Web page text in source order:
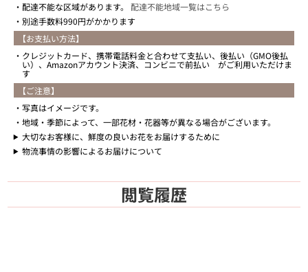
配達不能な区域があります。 配達不能地域一覧はこちら
別途手数料990円がかかります
【お支払い方法】
クレジットカード、携帯電話料金と合わせて支払い、後払い（GMO後払
い）、Amazonアカウント決済、コンビニで前払い がご利用いただけま
す
【ご注意】
写真はイメージです。
地域・季節によって、一部花材・花器等が異なる場合がございます。
大切なお客様に、鮮度の良いお花をお届けするために
物流事情の影響によるお届けについて
閲覧履歴